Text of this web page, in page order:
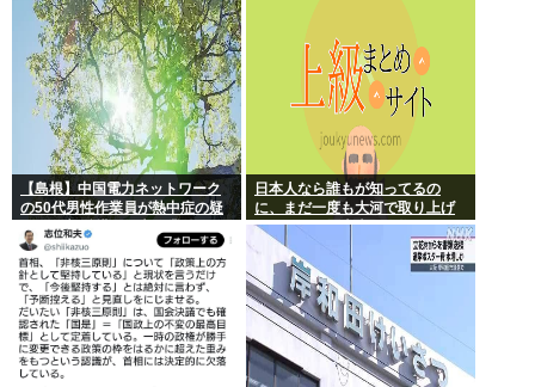
【島根】中国電力ネットワーク
の50代男性作業員が熱中症の疑
いで死亡 鉄塔の保守作業後に倒
れる 邑南町
日本人なら誰もが知ってるの
に、まだ一度も大河で取り上げ
られてない歴史上の人物